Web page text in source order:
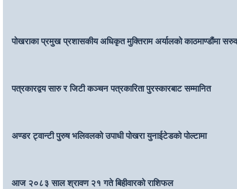
पोखराका प्रमुख प्रशासकीय अधिकृत मुक्तिराम अर्यालको काठमाण्डौंमा
पत्रकारद्वय सारु र जिटी कञ्चन पत्रकारिता पुरस्कारबाट सम्मानित
अण्डर ट्वान्टी पुरुष भलिवलको उपाधी पोखरा युनाईटेडको पोल्टामा
आज २०८३ साल श्रावण २१ गते बिहीवारको राशिफल